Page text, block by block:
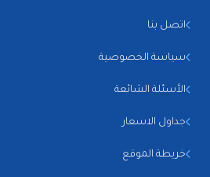
اتصل بنا
سياسة الخصوصية
الأسئلة الشائعة
جداول الاسعار
خريطة الموقع